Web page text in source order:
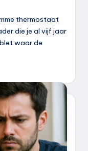
thermostaat
die je al vijf jaar
waar de